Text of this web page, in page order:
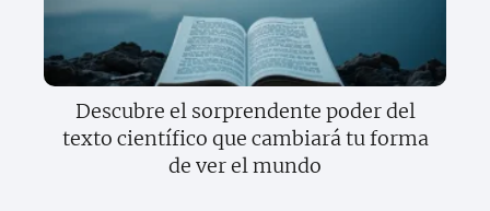
Descubre el sorprendente poder del
texto científico que cambiará tu forma
de ver el mundo